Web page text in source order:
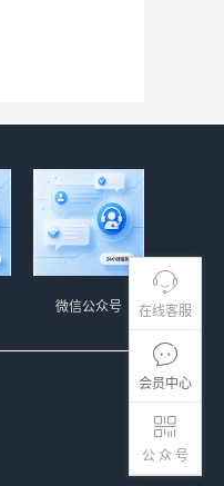
在线客服
会员中心
公 众 号
微信公众号